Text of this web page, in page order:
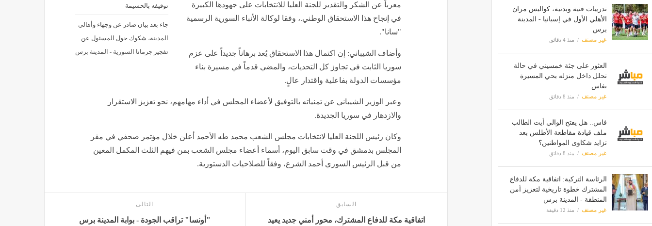
تدريبات فنية وبدنية، كواليس مران
الأهلي الأول في إسبانيا - المدينة
برس
غير مصنف منذ 4 دقائق
العثور على جثة خمسيني في حالة
تحلل داخل منزله بحي المسيرة
بفاس
غير مصنف منذ 8 دقائق
فاس.. هل يفتح الوالي أيت الطالب
ملف قيادة مقاطعة الأطلس بعد
تزايد شكاوى المواطنين؟
غير مصنف منذ 8 دقائق
الرئاسة التركية: اتفاقية مكة للدفاع
المشترك خطوة تاريخية لتعزيز أمن
المنطقة - المدينة برس
غير مصنف منذ 12 دقيقة
توقيفه بالحسيمة
جاء بعد بيان صادر عن وجهاء وأهالي
المدينة، شكوك حول المسئول عن
تفجير جرمانا السورية - المدينة برس
معرباً عن الشكر والتقدير للجنة العليا ‏للانتخابات على جهودها الكبيرة
في إنجاح هذا الاستحقاق الوطني.، وفقا لوكالة الأنباء السورية الرسمية
"سانا".
وأضاف الشيباني: إن اكتمال هذا الاستحقاق يُعد برهاناً جديداً ‏على عزم
سوريا الثابت في تجاوز كل التحديات، والمضي قدماً في ‏مسيرة بناء
مؤسسات الدولة بفاعلية واقتدار عالٍ.‏
وعبر الوزير الشيباني عن تمنياته بالتوفيق لأعضاء المجلس في أداء ‏مهامهم، نحو تعزيز الاستقرار
والازدهار في سوريا الجديدة.‏
وكان رئيس اللجنة العليا لانتخابات مجلس الشعب محمد طه الأحمد أعلن خلال مؤتمر صحفي في مقر
المجلس بدمشق في وقت سابق ‏اليوم، أسماء أعضاء مجلس الشعب بمن فيهم الثلث المكمل المعين
‏من قبل الرئيس السوري أحمد الشرع، ‏وفقاً للصلاحيات الدستورية‎.‎
السابق
اتفاقية مكة للدفاع المشترك، محور أمني جديد يعيد
التالى
"أونسا" تراقب الجودة - بوابة المدينة برس